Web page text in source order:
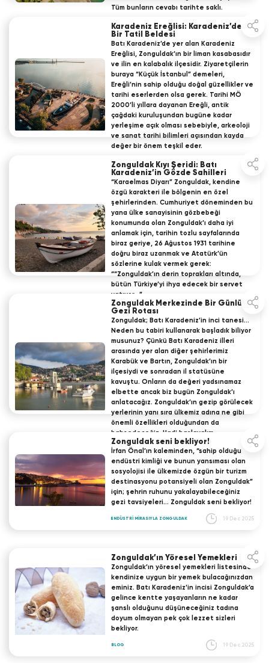
Tüm bunların cevabı tarihte saklı.
KÜLTÜREL DEĞERLERİYLE ZONGULDAK 19 Dec 2025
Karadeniz Ereğlisi: Karadeniz’de
Bir Tatil Beldesi
Batı Karadeniz’de yer alan Karadeniz
Ereğlisi, Zonguldak’ın bir liman kasabasıdır
ve ilin en kalabalık ilçesidir. Ziyaretçilerin
buraya “Küçük İstanbul” demeleri,
Ereğli’nin sahip olduğu doğal güzellikler ve
tarihi eserlerden olsa gerek. Tarihi MÖ
2000’li yıllara dayanan Ereğli, antik
çağdaki kuruluşundan bugüne kadar
yerleşime açık olması sebebiyle, arkeoloji
ve sanat tarihi bilimleri açısından kayda
değer bir önem teşkil eder.
KÜLTÜREL DEĞERLERİYLE ZONGULDAK 19 Dec 2025
Zonguldak Kıyı Şeridi: Batı
Karadeniz’in Gözde Sahilleri
“Karaelmas Diyarı” Zonguldak, kendine
özgü karakteri ile bölgenin en özel
şehirlerinden. Cumhuriyet döneminden bu
yana ülke sanayisinin gözbebeği
konumunda olan Zonguldak’ı daha iyi
anlamak için, tarihin tozlu sayfalarında
biraz geriye, 26 Ağustos 1931 tarihine
doğru biraz uzanmak ve Atatürk’ün
sözlerine kulak vermek gerek:
““Zonguldak’ın derin toprakları altında,
bütün Türkiye’yi ihya edecek bir servet
yatıyor…”
TABİATIYLA ZONGULDAK
Zonguldak Merkezinde Bir Günlük
Gezi Rotası
Zonguldak; Batı Karadeniz’in inci tanesi…
Neden bu tabiri kullanarak başladık biliyor
musunuz? Çünkü Batı Karadeniz illeri
arasında yer alan diğer şehirlerimiz
Karabük ve Bartın, Zonguldak’ın bir
ilçesiydi ve sonradan il statüsüne
kavuştu. Onların da değeri yadsınamaz
elbette ancak biz bugün Zonguldak’ı
anlatacağız. Zonguldak’ın gezip görülecek
yerlerinin yanı sıra ülkemiz adına ne gibi
önemli özellikleri olduğundan da
bahsedeceğiz. Hadi başlayalım.
DENEYİMLERİYLE ZONGULDAK 19 Dec 2025
Zonguldak seni bekliyor!
İrfan Önal’ın kaleminden, “sahip olduğu
endüstri kimliği ve bunun yansıması olan
sosyolojisi ile ülkemizde özgün bir turizm
destinasyonu potansiyeli olan Zonguldak”
için; şehrin ruhunu yakalayabileceğiniz
gezi tavsiyeleri… Zonguldak seni bekliyor!
ENDÜSTRİ MİRASIYLA ZONGULDAK 19 Dec 2025
Zonguldak’ın Yöresel Yemekleri
Zonguldak’ın yöresel yemekleri listesinde
kendinize uygun bir yemek bulacağınızdan
eminiz. Batı Karadeniz’in incisi Zonguldak’a
gelince kentte yaşayanların ne kadar
şanslı olduğunu düşüneceğiniz tadına
doyum olmayan pek çok lezzet sizleri
bekliyor.
BLOG 19 Dec 2025